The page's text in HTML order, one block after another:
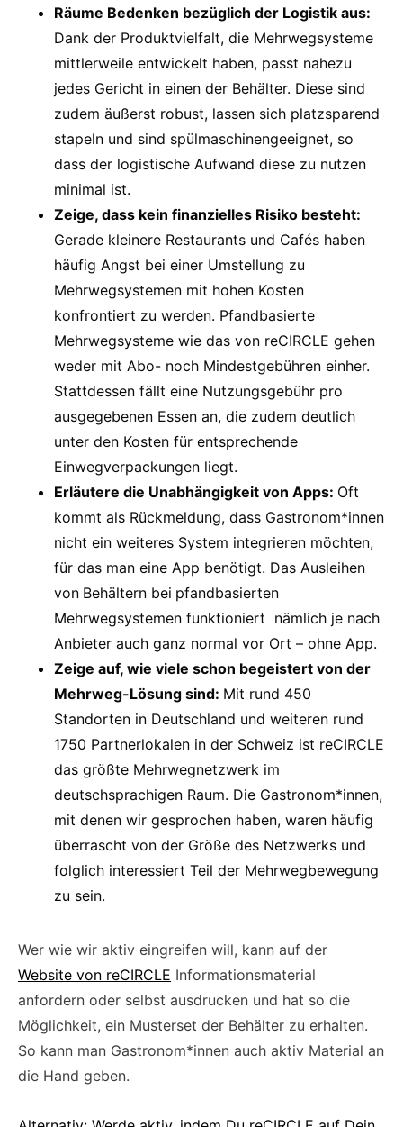
Räume Bedenken bezüglich der Logistik aus:
Dank der Produktvielfalt, die Mehrwegsysteme
mittlerweile entwickelt haben, passt nahezu
jedes Gericht in einen der Behälter. Diese sind
zudem äußerst robust, lassen sich platzsparend
stapeln und sind spülmaschinengeeignet, so
dass der logistische Aufwand diese zu nutzen
minimal ist.
Zeige, dass kein finanzielles Risiko besteht:
Gerade kleinere Restaurants und Cafés haben
häufig Angst bei einer Umstellung zu
Mehrwegsystemen mit hohen Kosten
konfrontiert zu werden. Pfandbasierte
Mehrwegsysteme wie das von reCIRCLE gehen
weder mit Abo- noch Mindestgebühren einher.
Stattdessen fällt eine Nutzungsgebühr pro
ausgegebenen Essen an, die zudem deutlich
unter den Kosten für entsprechende
Einwegverpackungen liegt.
Erläutere die Unabhängigkeit von Apps: Oft
kommt als Rückmeldung, dass Gastronom*innen
nicht ein weiteres System integrieren möchten,
für das man eine App benötigt. Das Ausleihen
von Behältern bei pfandbasierten
Mehrwegsystemen funktioniert nämlich je nach
Anbieter auch ganz normal vor Ort – ohne App.
Zeige auf, wie viele schon begeistert von der
Mehrweg-Lösung sind: Mit rund 450
Standorten in Deutschland und weiteren rund
1750 Partnerlokalen in der Schweiz ist reCIRCLE
das größte Mehrwegnetzwerk im
deutschsprachigen Raum. Die Gastronom*innen,
mit denen wir gesprochen haben, waren häufig
überrascht von der Größe des Netzwerks und
folglich interessiert Teil der Mehrwegbewegung
zu sein.
Wer wie wir aktiv eingreifen will, kann auf der
Website von reCIRCLE Informationsmaterial
anfordern oder selbst ausdrucken und hat so die
Möglichkeit, ein Musterset der Behälter zu erhalten.
So kann man Gastronom*innen auch aktiv Material an
die Hand geben.